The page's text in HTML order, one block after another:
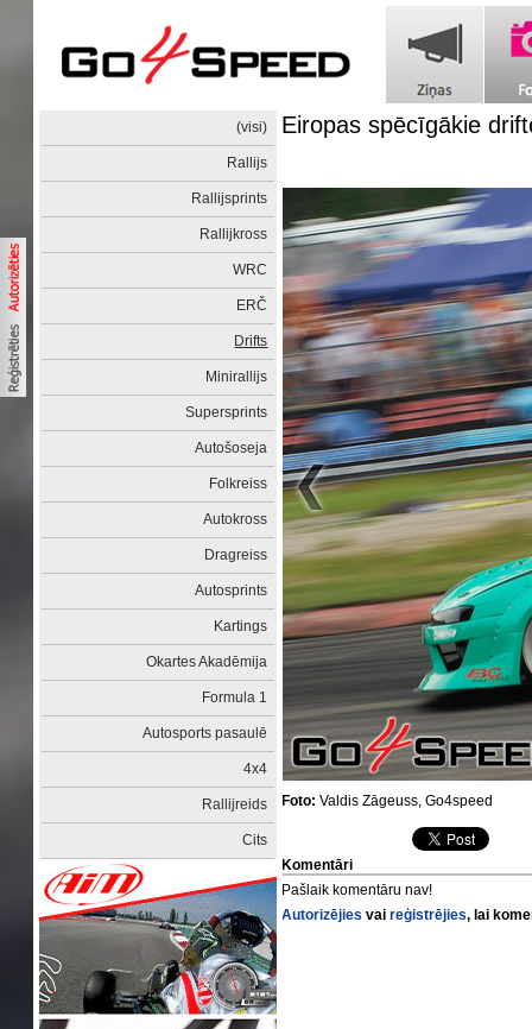
(visi)
Rallijs
Rallijsprints
Rallijkross
WRC
ERČ
Drifts
Minirallijs
Supersprints
Autošoseja
Folkreiss
Autokross
Dragreiss
Autosprints
Kartings
Okartes Akadēmija
Formula 1
Autosports pasaulē
4x4
Rallijreids
Cits
Eiropas spēcīgākie
Foto: Valdis Zāgeuss, Go4speed
Komentāri
Pašlaik komentāru nav!
Autorizējies vaireģistrējies, lai